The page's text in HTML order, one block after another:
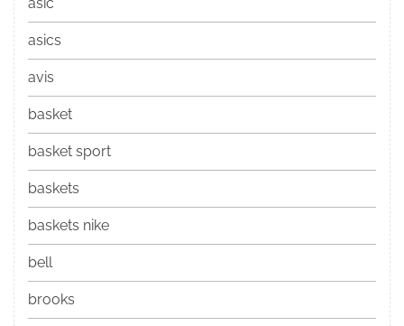
asics
avis
basket
basket sport
baskets
baskets nike
bell
brooks